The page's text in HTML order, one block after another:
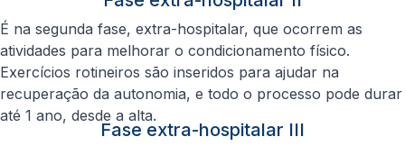
É na segunda fase, extra-hospitalar, que ocorrem as
atividades para melhorar o condicionamento físico.
Exercícios rotineiros são inseridos para ajudar na
recuperação da autonomia, e todo o processo pode durar
até 1 ano, desde a alta.
Fase extra-hospitalar III